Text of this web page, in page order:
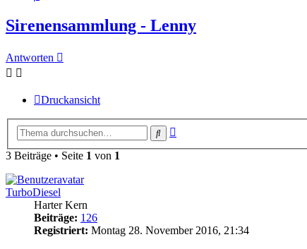
Sirenensammlung - Lenny
Antworten
Druckansicht
Suche
3 Beiträge • Seite 1 von 1
TurboDiesel
Harter Kern
Beiträge: 126
Registriert: Montag 28. November 2016, 21:34